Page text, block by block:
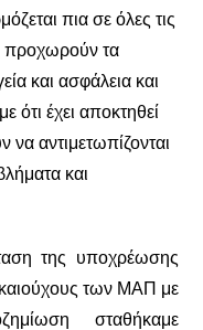
πια σε όλες τις
προχωρούν τα
και ασφάλεια και
έχει αποκτηθεί
να αντιμετωπίζονται
και
της υποχρέωσης
των ΜΑΠ με
σταθήκαμε